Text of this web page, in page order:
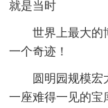
就是当时
世界上最大的
一个奇迹！
圆明园规模宏
一座难得一见的宝